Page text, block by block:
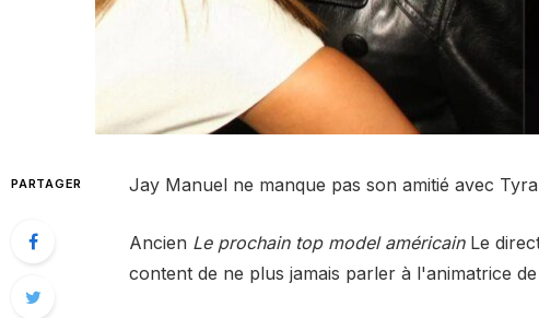
PARTAGER Jay Manuel ne manque pas son amitié avec
Ancien Le prochain top model américainLe
content de ne plus jamais parler à l'animatrice